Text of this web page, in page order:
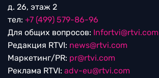
д. 26, этаж 2
тел: +7 (499) 579-86-96
Для общих вопросов: Infortvi@rtvi.com
Редакция RTVI: news@rtvi.com
Маркетинг/PR: pr@rtvi.com
Реклама RTVI: adv-eu@rtvi.com